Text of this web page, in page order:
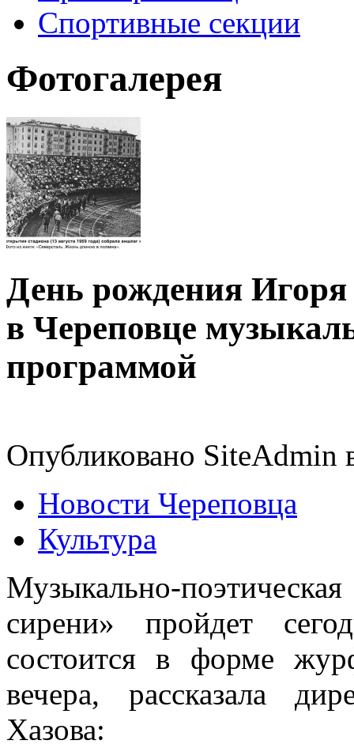
Спортивные секции
Фотогалерея
День рождения
в Череповце
программой
Опубликовано SiteAdmin
Новости Череповца
Культура
Музыкально-
сирени» пройдет
состоится в форме
вечера, рассказала
Хазова: